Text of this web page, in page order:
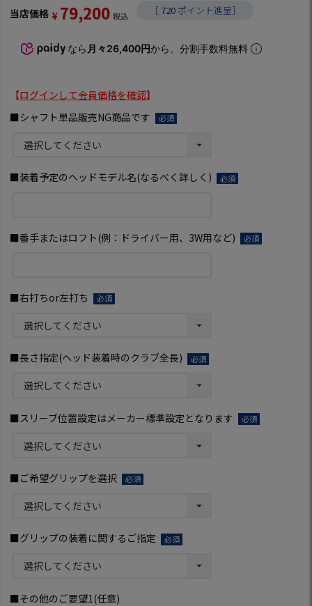
当店価格 ¥ 79,200 税込 ［ 720 ポイント進呈］
なら 月々26,400円から。分割手数料無料
【ログインして会員価格を確認】
■シャフト単品販売NG商品です
■装着予定のヘッドモデル名(なるべく詳しく)
■番手またはロフト(例：ドライバー用、3W用など)
■右打ちor左打ち
須)
■長さ指定(ヘッド装着時のクラブ全長)
須)
■スリーブ位置設定はメーカー標準設定となります
■ご希望グリップを選択
■グリップの装着に関するご指定
■その他のご要望1(任意)